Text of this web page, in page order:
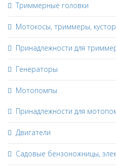
Триммерные головки
Мотокосы, триммеры,
Принадлежности для
Генераторы
Мотопомпы
Принадлежности для
Двигатели
Садовые бензоножницы,